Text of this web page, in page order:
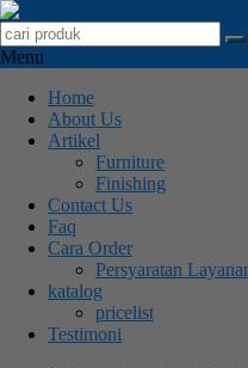
Menu
Home
About Us
Artikel
Furniture
Finishing
Contact Us
Faq
Cara Order
Persyaratan
katalog
pricelist
Testimoni